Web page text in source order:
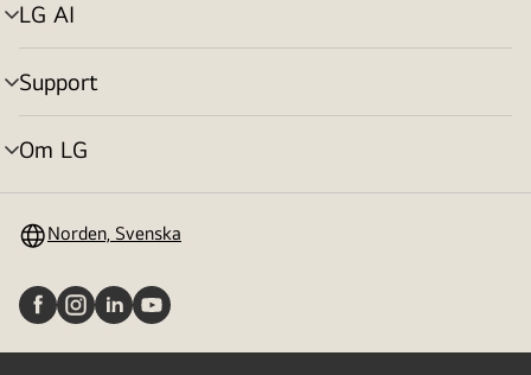
LG AI
menyväxling
Support
menyväxling
Om LG
menyväxling
Norden, Svenska